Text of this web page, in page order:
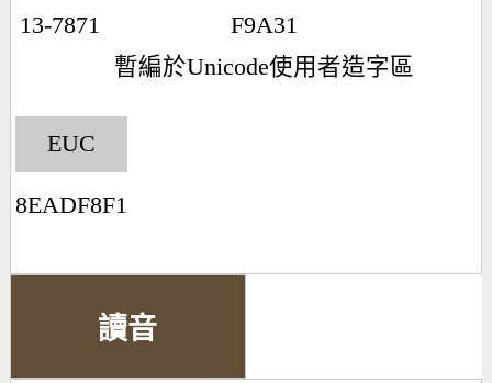
13-7871
F9A31
暫編於Unicode使用者造字區
EUC
8EADF8F1
讀音